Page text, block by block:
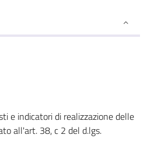
e indicatori di realizzazione delle
all'art. 38, c 2 del d.lgs.